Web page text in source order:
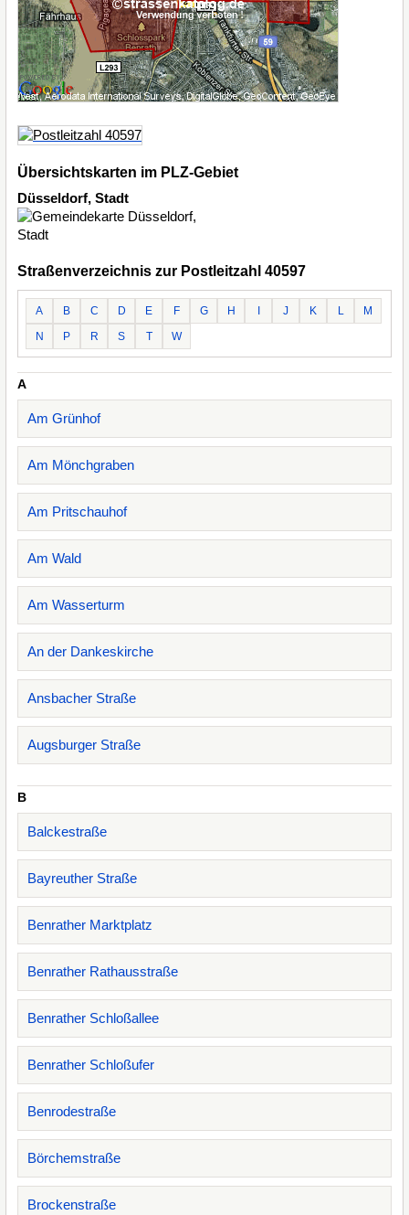
Übersichtskarten im PLZ-Gebiet
Düsseldorf, Stadt
Straßenverzeichnis zur Postleitzahl 40597
A B C D E F G H J K L
M
N
P R S T W
A
Am Grünhof
Am Mönchgraben
Am Pritschauhof
Am Wald
Am Wasserturm
An der Dankeskirche
Ansbacher Straße
Augsburger Straße
B
Balckestraße
Bayreuther Straße
Benrather Marktplatz
Benrather Rathausstraße
Benrather Schloßallee
Benrather Schloßufer
Benrodestraße
Börchemstraße
Brockenstraße